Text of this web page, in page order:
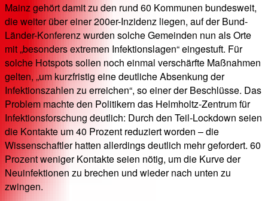
Mainz gehört damit zu den rund 60 Kommunen bundesweit,
die weiter über einer 200er-Inzidenz liegen, auf der Bund-
Länder-Konferenz wurden solche Gemeinden nun als Orte
mit „besonders extremen Infektionslagen“ eingestuft. Für
solche Hotspots sollen noch einmal verschärfte Maßnahmen
gelten, „um kurzfristig eine deutliche Absenkung der
Infektionszahlen zu erreichen“, so einer der Beschlüsse. Das
Problem machte den Politikern das Helmholtz-Zentrum für
Infektionsforschung deutlich: Durch den Teil-Lockdown seien
die Kontakte um 40 Prozent reduziert worden – die
Wissenschaftler hatten allerdings deutlich mehr gefordert. 60
Prozent weniger Kontakte seien nötig, um die Kurve der
Neuinfektionen zu brechen und wieder nach unten zu
zwingen.